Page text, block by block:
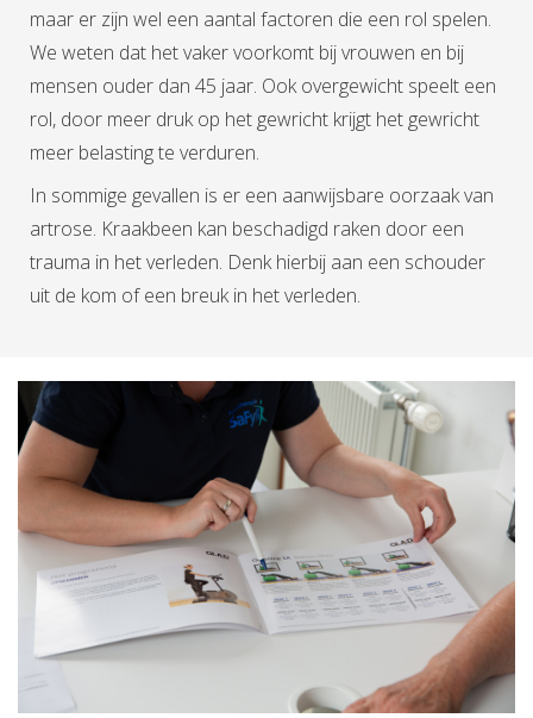
maar er zijn wel een aantal factoren die een rol spelen.
We weten dat het vaker voorkomt bij vrouwen en bij
mensen ouder dan 45 jaar. Ook overgewicht speelt een
rol, door meer druk op het gewricht krijgt het gewricht
meer belasting te verduren.
In sommige gevallen is er een aanwijsbare oorzaak van
artrose. Kraakbeen kan beschadigd raken door een
trauma in het verleden. Denk hierbij aan een schouder
uit de kom of een breuk in het verleden.